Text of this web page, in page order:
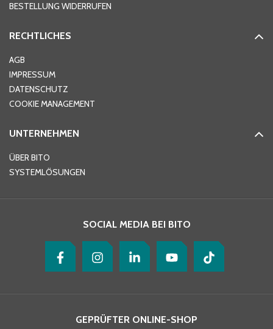
Ort*
Telefon
BESTELLUNG WIDERRUFEN
RECHTLICHES
AGB
IMPRESSUM
DATENSCHUTZ
COOKIE MANAGEMENT
UNTERNEHMEN
ÜBER BITO
SYSTEMLÖSUNGEN
SOCIAL MEDIA BEI BITO
GEPRÜFTER ONLINE-SHOP